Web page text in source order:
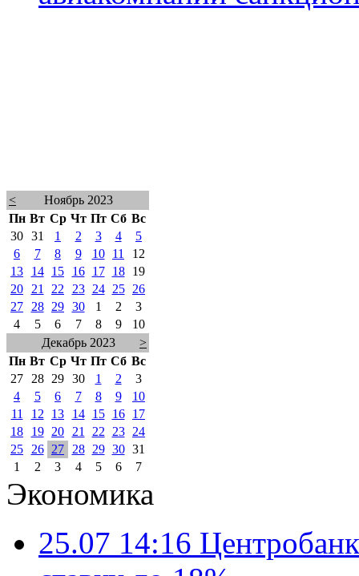
<
Ноябрь 2023
Пн Вт Ср Чт Пт Сб Вс
30 31 1 2 3 4
5
6
7 8 9 10 11
12
13
14 15 16 17 18
19
20
21 22 23 24 25
26
27
28 29 30 1 2
3
4
5 6 7 8 9
10
Декабрь 2023
>
Пн Вт Ср Чт Пт Сб Вс
27
28 29 30 1 2
3
4
5 6 7 8 9
10
11
12 13 14 15 16
17
18
19 20 21 22 23
24
25
26 27 28 29 30 31
1
2 3 4 5 6 7
Экономика
25.07 14:16